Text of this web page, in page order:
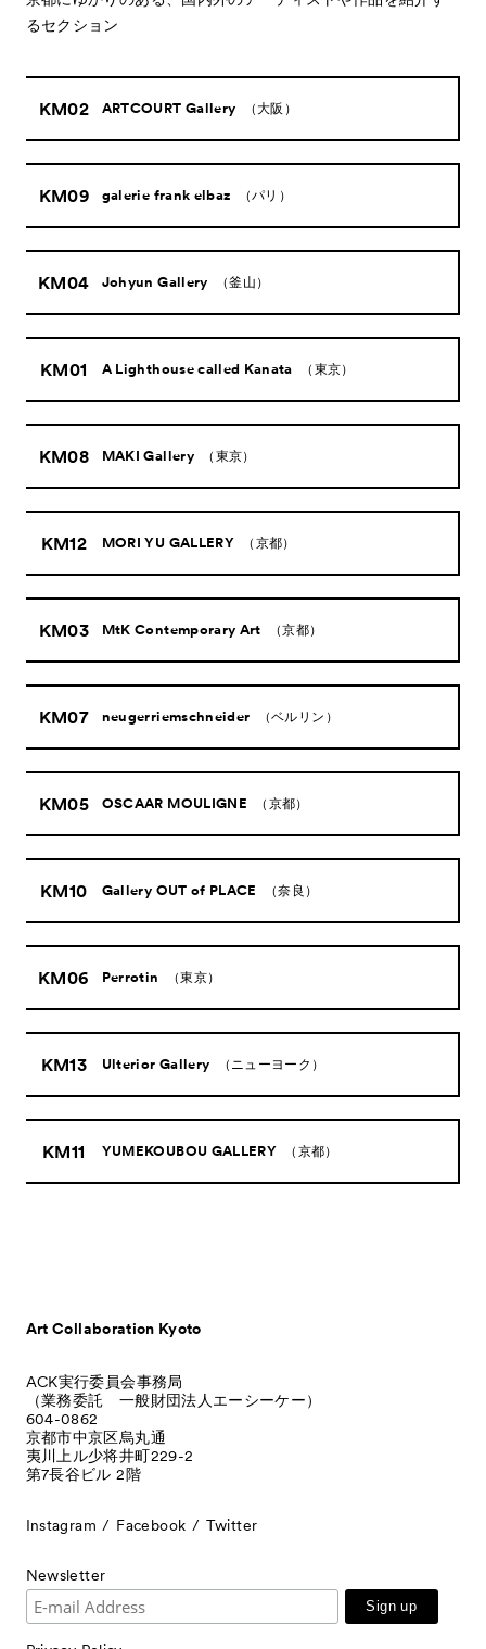
るセクション
KM02 ARTCOURT Gallery （大阪）
KM09 galerie frank elbaz （パリ）
KM04 Johyun Gallery （釜山）
KM01 A Lighthouse called Kanata （東京）
KM08 MAKI Gallery （東京）
KM12 MORI YU GALLERY （京都）
KM03 MtK Contemporary Art （京都）
KM07 neugerriemschneider （ベルリン）
KM05 OSCAAR MOULIGNE （京都）
KM10 Gallery OUT of PLACE （奈良）
KM06 Perrotin （東京）
KM13 Ulterior Gallery （ニューヨーク）
KM11 YUMEKOUBOU GALLERY （京都）
Art Collaboration Kyoto
ACK実行委員会事務局
（業務委託 一般財団法人エーシーケー）
604-0862
京都市中京区烏丸通
夷川上ル少将井町229-2
第7長谷ビル 2階
Instagram Facebook Twitter
Newsletter